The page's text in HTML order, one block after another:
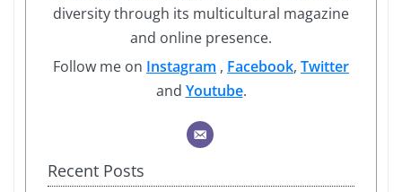
diversity through its multicultural magazine
and online presence.
Follow me on Instagram , Facebook, Twitter
and Youtube.
Recent Posts